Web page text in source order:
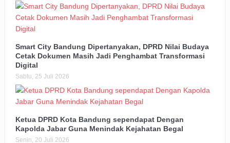
Smart City Bandung Dipertanyakan, DPRD Nilai Budaya
Cetak Dokumen Masih Jadi Penghambat Transformasi
Digital
Sabtu, 25 Juli 2026
Ketua DPRD Kota Bandung sependapat Dengan
Kapolda Jabar Guna Menindak Kejahatan Begal
Senin, 20 Juli 2026